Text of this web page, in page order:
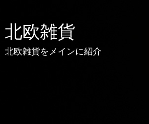
北欧雑貨
北欧雑貨をメインに紹介